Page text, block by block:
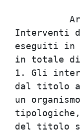
in
1. Gli
dal titolo
un
del